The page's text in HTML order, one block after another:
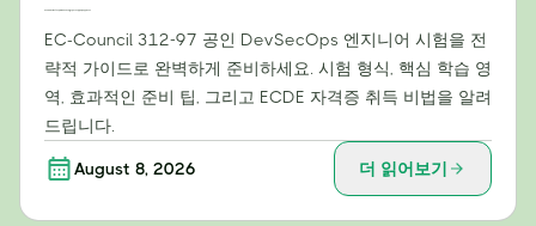
EC-Council 312-97 공인 DevSecOps 엔지니어 시험을 전
략적 가이드로 완벽하게 준비하세요. 시험 형식, 핵심 학습 영
역, 효과적인 준비 팁, 그리고 ECDE 자격증 취득 비법을 알려
드립니다.
August 8, 2026 더 읽어보기